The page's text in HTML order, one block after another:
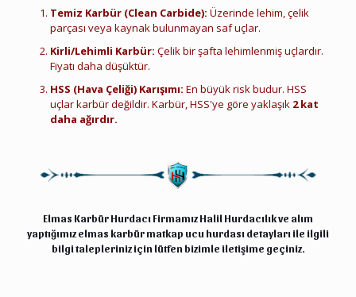
Temiz Karbür (Clean Carbide): Üzerinde lehim, çelik
parçası veya kaynak bulunmayan saf uçlar.
Kirli/Lehimli Karbür: Çelik bir şafta lehimlenmiş uçlardır.
Fiyatı daha düşüktür.
HSS (Hava Çeliği) Karışımı: En büyük risk budur. HSS
uçlar karbür değildir. Karbür, HSS'ye göre yaklaşık 2 kat
daha ağırdır.
Elmas Karbür Hurdacı Firmamız Halil Hurdacılıkve alım
yaptığımız elmas karbür matkap ucu hurdası detayları ile ilgili
bilgi talepleriniz için lütfen bizimle iletişime geçiniz.